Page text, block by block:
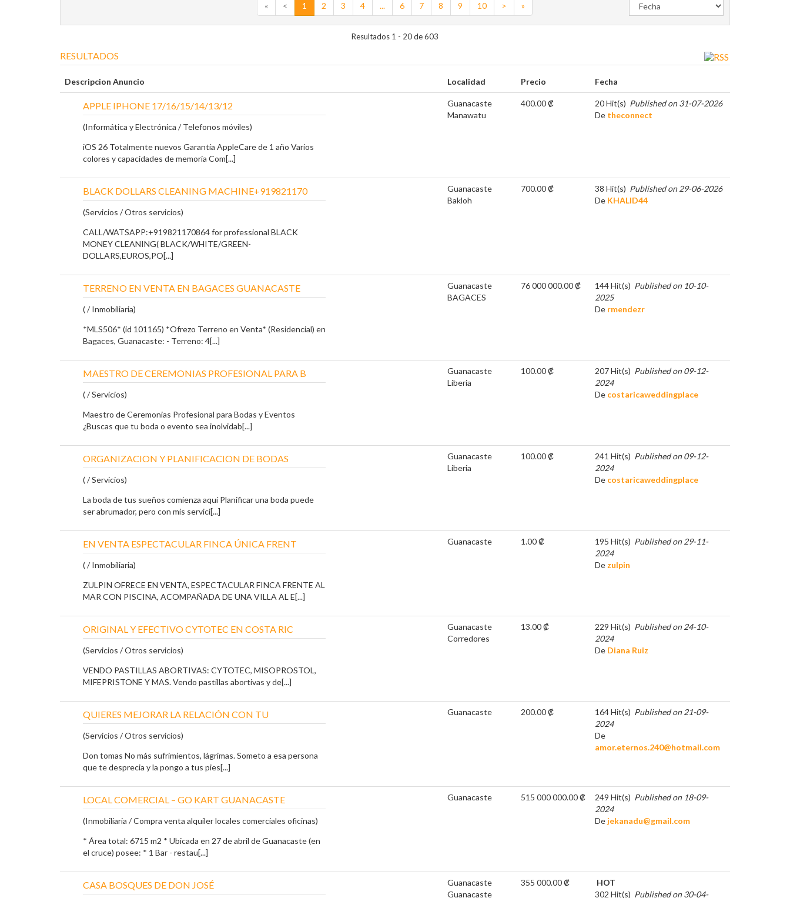
« < 1 2 3 4 ... 6 7 8 9 10 > »
Resultados 1 - 20 de 603
RESULTADOS
Descripcion Anuncio Localidad Precio Fecha
APPLE IPHONE 17/16/15/14/13/12
(Informática y Electrónica / Telefonos móviles)
iOS 26 Totalmente nuevos Garantía AppleCare de 1 año Varios
colores y capacidades de memoria Com[...]
Guanacaste
Manawatu
400.00 ₡ 20 Hit(s) Published on 31-07-2026
De theconnect
BLACK DOLLARS CLEANING MACHINE+919821170
(Servicios / Otros servicios)
CALL/WATSAPP:+919821170864 for professional BLACK
MONEY CLEANING( BLACK/WHITE/GREEN-
DOLLARS,EUROS,PO[...]
Guanacaste
Bakloh
700.00 ₡ 38 Hit(s) Published on 29-06-2026
De KHALID44
TERRENO EN VENTA EN BAGACES GUANACASTE
( / Inmobiliaria)
*MLS506* (id 101165) *Ofrezo Terreno en Venta* (Residencial) en
Bagaces, Guanacaste: - Terreno: 4[...]
Guanacaste
BAGACES
76 000 000.00 ₡ 144 Hit(s) Published on 10-10-
2025
De rmendezr
MAESTRO DE CEREMONIAS PROFESIONAL PARA B
( / Servicios)
Maestro de Ceremonias Profesional para Bodas y Eventos
¿Buscas que tu boda o evento sea inolvidab[...]
Guanacaste
Liberia
100.00 ₡ 207 Hit(s) Published on 09-12-
2024
De costaricaweddingplace
ORGANIZACION Y PLANIFICACION DE BODAS
( / Servicios)
La boda de tus sueños comienza aquí Planificar una boda puede
ser abrumador, pero con mis servici[...]
Guanacaste
Liberia
100.00 ₡ 241 Hit(s) Published on 09-12-
2024
De costaricaweddingplace
EN VENTA ESPECTACULAR FINCA ÚNICA FRENT
( / Inmobiliaria)
ZULPIN OFRECE EN VENTA, ESPECTACULAR FINCA FRENTE AL
MAR CON PISCINA, ACOMPAÑADA DE UNA VILLA AL E[...]
Guanacaste 1.00 ₡ 195 Hit(s) Published on 29-11-
2024
De zulpin
ORIGINAL Y EFECTIVO CYTOTEC EN COSTA RIC
(Servicios / Otros servicios)
VENDO PASTILLAS ABORTIVAS: CYTOTEC, MISOPROSTOL,
MIFEPRISTONE Y MAS. Vendo pastillas abortivas y de[...]
Guanacaste
Corredores
13.00 ₡ 229 Hit(s) Published on 24-10-
2024
De Diana Ruiz
QUIERES MEJORAR LA RELACIÓN CON TU
(Servicios / Otros servicios)
Don tomas No más sufrimientos, lágrimas. Someto a esa persona
que te desprecia y la pongo a tus pies[...]
Guanacaste 200.00 ₡ 164 Hit(s) Published on 21-09-
2024
De
amor.eternos.240@hotmail.com
LOCAL COMERCIAL – GO KART GUANACASTE
(Inmobiliaria / Compra venta alquiler locales comerciales oficinas)
* Área total: 6715 m2 * Ubicada en 27 de abril de Guanacaste (en
el cruce) posee: * 1 Bar - restau[...]
Guanacaste 515 000 000.00 ₡ 249 Hit(s) Published on 18-09-
2024
De jekanadu@gmail.com
CASA BOSQUES DE DON JOSÉ
Guanacaste
Guanacaste
355 000.00 ₡
HOT
302 Hit(s) Published on 30-04-